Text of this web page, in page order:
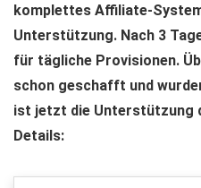
komplettes Affiliate-
Unterstützung. Nach 3
für tägliche Provisionen.
schon geschafft und
ist jetzt die Unterstützung
Details: